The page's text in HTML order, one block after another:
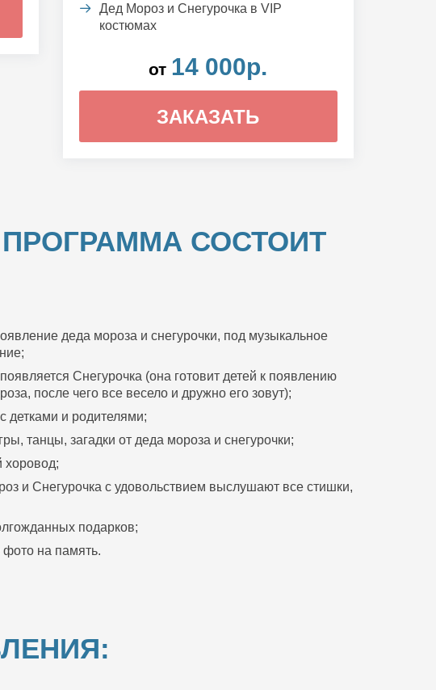
Дед Мороз и Снегурочка в VIP
костюмах
от 14 000р.
ЗАКАЗАТЬ
СОСТОИТ
деда мороза и снегурочки, под музыкальное
Снегурочка (она готовит детей к появлению
после чего все весело и дружно его зовут);
детками и родителями;
танцы, загадки от деда мороза и снегурочки;
и Снегурочка с удовольствием выслушают все стишки,
подарков;
на память.